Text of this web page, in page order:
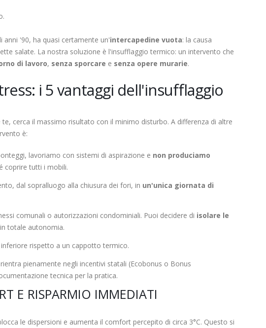
anni '90, ha quasi certamente un'intercapedine vuota: la causa
salate. La nostra soluzione è l'insufflaggio termico: un intervento che
di lavoro, senza sporcare e senza opere murarie.
i 5 vantaggi dell'insufflaggio
cerca il massimo risultato con il minimo disturbo. A differenza di altre
è:
lavoriamo con sistemi di aspirazione e non produciamo
coprire tutti i mobili.
dal sopralluogo alla chiusura dei fori, in un'unica giornata di
comunali o autorizzazioni condominiali. Puoi decidere di isolare le
totale autonomia.
rispetto a un cappotto termico.
pienamente negli incentivi statali (Ecobonus o Bonus
tecnica per la pratica.
E RISPARMIO IMMEDIATI
le dispersioni e aumenta il comfort percepito di circa 3°C. Questo si